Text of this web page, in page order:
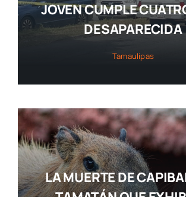
JOVEN CUMPLE
DESAPARECIDA
Tamaulipas
LA MUERTE DE